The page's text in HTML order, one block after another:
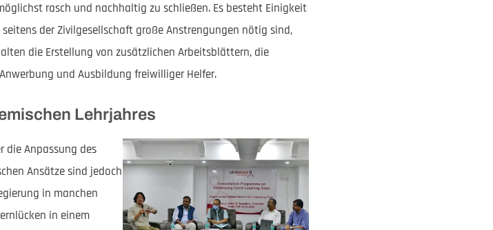
rasch und nachhaltig zu schließen. Es besteht Einigkeit
der Zivilgesellschaft große Anstrengungen nötig sind,
die Erstellung von zusätzlichen Arbeitsblättern, die
und Ausbildung freiwilliger Helfer.
Lehrjahres
die Anpassung des
Ansätze sind jedoch
in manchen
in einem